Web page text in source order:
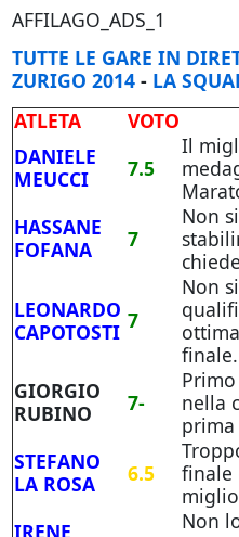
AFFILAGO_ADS_1
TUTTE LE GARE IN
ZURIGO 2014- LA
ATLETA
VOTO
DANIELE
MEUCCI
7.5
Il
HASSANE
FOFANA
7
Non
LEONARDO
CAPOTOSTI 7
Non
GIORGIO
RUBINO
7-
nella
STEFANO
LA ROSA
6.5
finale
IRENE
Non